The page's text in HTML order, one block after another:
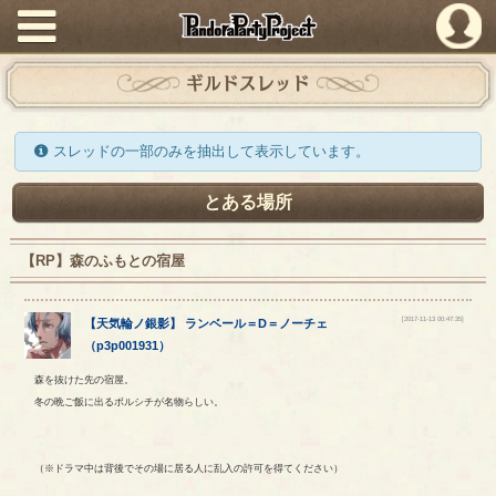
PandoraPartyProject
ギルドスレッド
スレッドの一部のみを抽出して表示しています。
とある場所
【RP】森のふもとの宿屋
【天気輪ノ銀影】 ランベール＝D＝ ノーチェ
（p3p001931）
[2017-11-13 00:47:35]
森を抜けた先の宿屋。
冬の晩ご飯に出るボルシチが名物らしい。
（※ドラマ中は背後でその場に居る人に乱入の許可を得てください）